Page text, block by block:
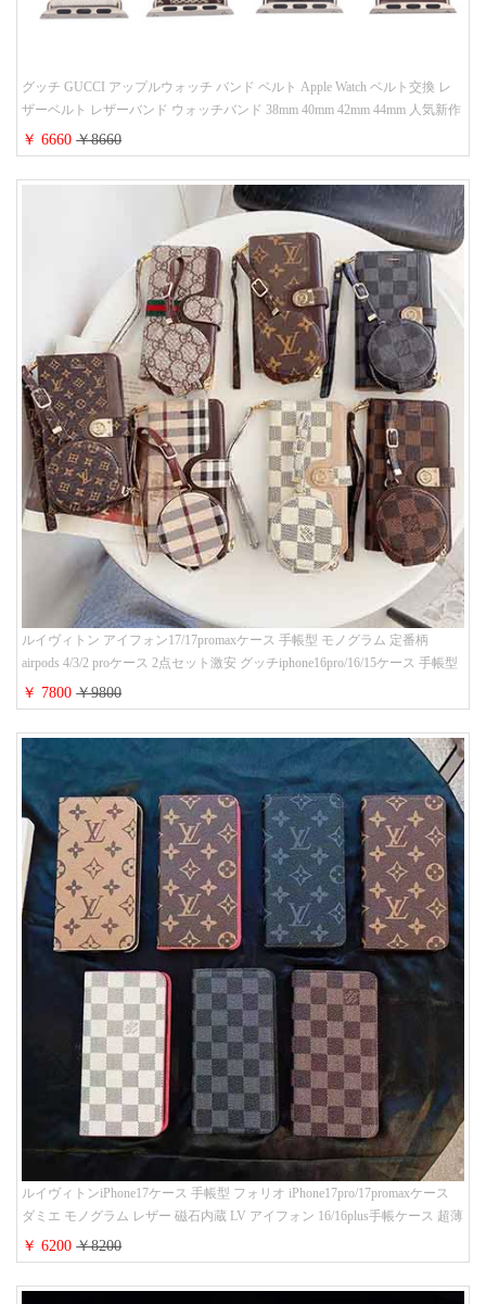
グッチ GUCCI アップルウォッチ バンド ベルト Apple Watch ベルト交換 レ
ザーベルト レザーバンド ウォッチバンド 38mm 40mm 42mm 44mm 人気新作
￥ 6660￥8660
ルイヴィトン アイフォン17/17promaxケース 手帳型 モノグラム 定番柄
airpods 4/3/2 proケース 2点セット激安 グッチiphone16pro/16/15ケース 手帳型
財布カード入り 多機能 ハイ ブランド Galaxy S25/S24/S23手帳カバー おすす
め
￥ 7800￥9800
ルイヴィトンiPhone17ケース 手帳型 フォリオ iPhone17pro/17promaxケース
ダミエ モノグラム レザー 磁石内蔵 LV アイフォン 16/16plus手帳ケース 超薄
ビジネス風 メンズ レディース おしゃれ ブランドiphone15/14/13手帳型スマ
ホケース お 揃い
￥ 6200￥8200